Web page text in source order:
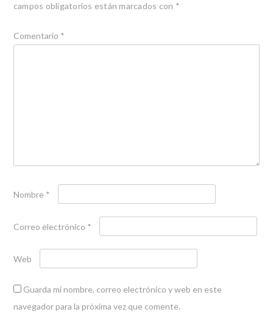
campos obligatorios están marcados con *
Comentario *
Nombre *
Correo electrónico *
Web
Guarda mi nombre, correo electrónico y web en este
navegador para la próxima vez que comente.